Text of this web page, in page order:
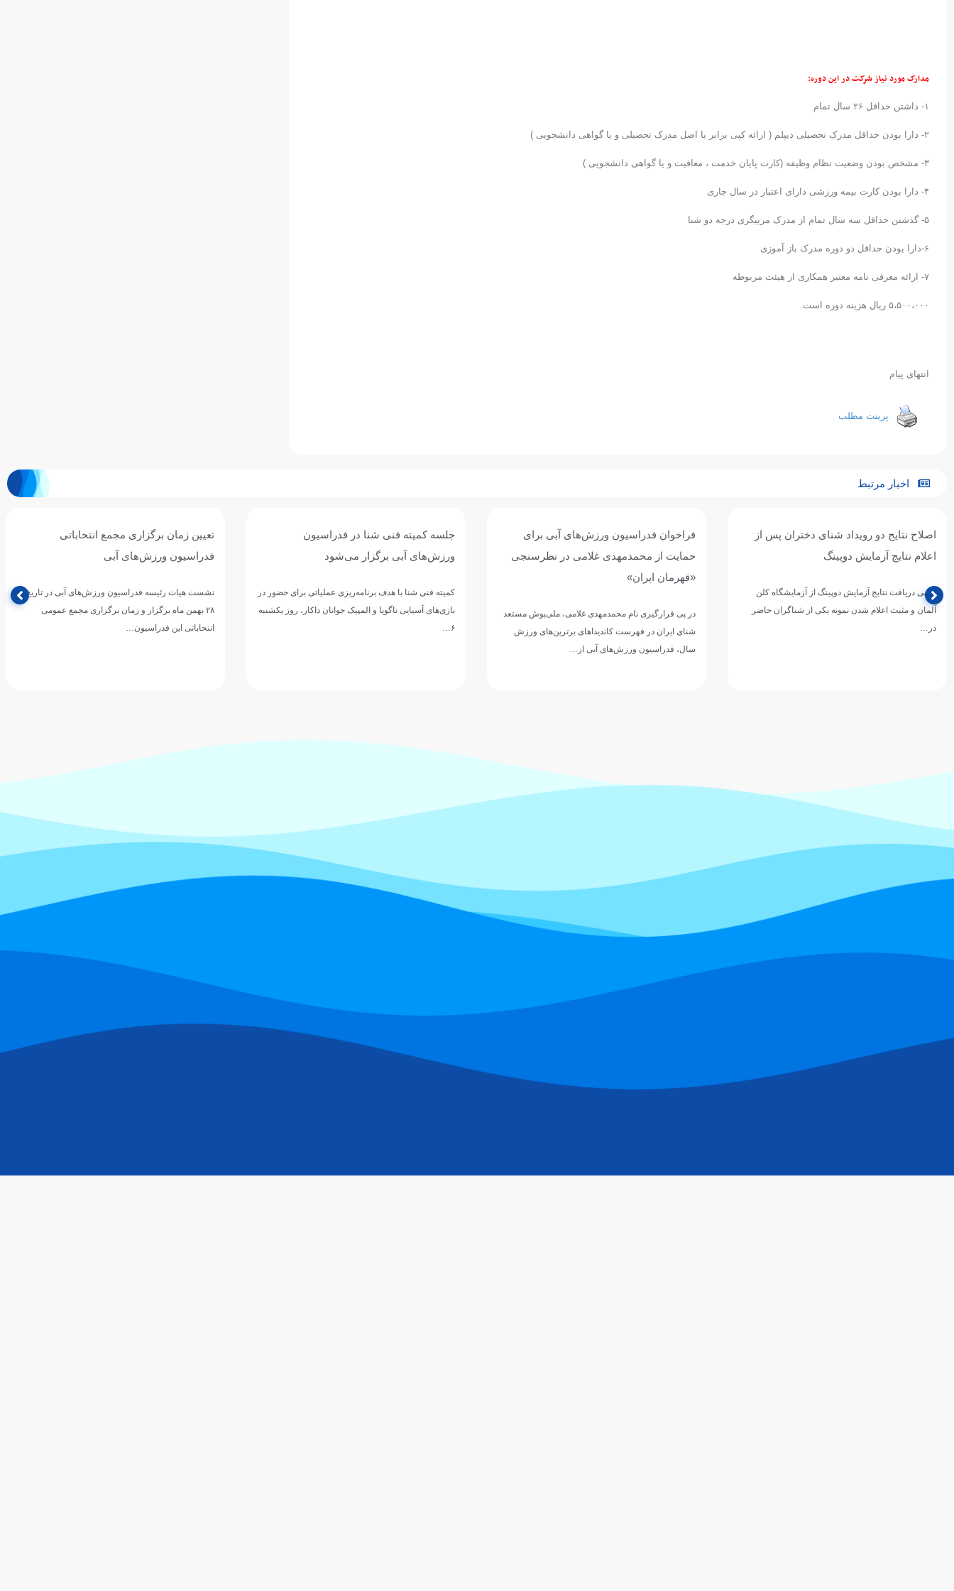
مدارک مورد نیاز شرکت در این دوره:
۱- داشتن حداقل ۲۶ سال تمام
۲- دارا بودن حداقل مدرک تحصیلی دیپلم ( ارائه کپی برابر با اصل مدرک تحصیلی و یا گواهی دانشجویی )
۳- مشخص بودن وضعیت نظام وظیفه (کارت پایان خدمت ، معافیت و یا گواهی دانشجویی )
۴- دارا بودن کارت بیمه ورزشی دارای اعتبار در سال جاری
۵- گذشتن حداقل سه سال تمام از مدرک مربیگری درجه دو شنا
۶-دارا بودن حداقل دو دوره مدرک باز آموزی
۷- ارائه معرفی نامه معتبر همکاری از هیئت مربوطه
۵،۵۰۰،۰۰۰ ریال هزینه دوره است.
انتهای پیام
پرینت مطلب
اخبار مرتبط
اصلاح نتایج دو رویداد شنای دختران پس از
اعلام نتایج آزمایش دوپینگ
در پی دریافت نتایج آزمایش دوپینگ از آزمایشگاه کلن
آلمان و مثبت اعلام شدن نمونه یکی از شناگران حاضر
در…
فراخوان فدراسیون ورزش‌های آبی برای
حمایت از محمدمهدی غلامی در نظرسنجی
«قهرمان ایران»
در پی قرارگیری نام محمدمهدی غلامی، ملی‌پوش مستعد
شنای ایران در فهرست کاندیداهای برترین‌های ورزش
سال، فدراسیون ورزش‌های آبی از…
جلسه کمیته فنی شنا در فدراسیون
ورزش‌های آبی برگزار می‌شود
کمیته فنی شنا با هدف برنامه‌ریزی عملیاتی برای حضور در
بازی‌های آسیایی ناگویا و المپیک جوانان داکار، روز یکشنبه
۶…
تعیین زمان برگزاری مجمع انتخاباتی
فدراسیون ورزش‌های آبی
نشست هیات رئیسه فدراسیون ورزش‌های آبی در تاریخ
۲۸ بهمن ماه برگزار و زمان برگزاری مجمع عمومی
انتخاباتی این فدراسیون…